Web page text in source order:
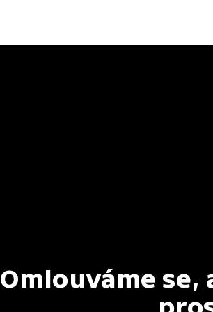
Omlouváme se,